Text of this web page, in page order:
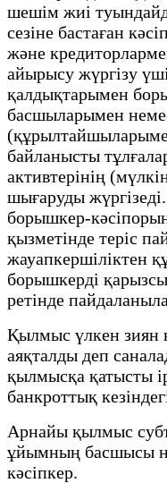
шешім жиі
сезіне бастаған
және
айырысу жүргізу
қалдықтарымен
басшыларымен
байланысты
активтерінің
шығаруды
борышкер-
қызметінде теріс
жауапкершіліктен
борышкерді
ретінде
Қылмыс үлкен зиян
аяқталды деп
қылмысқа қатысты
банкроттық
Арнайы қылмыс
ұйымның басшысы
кәсіпкер.